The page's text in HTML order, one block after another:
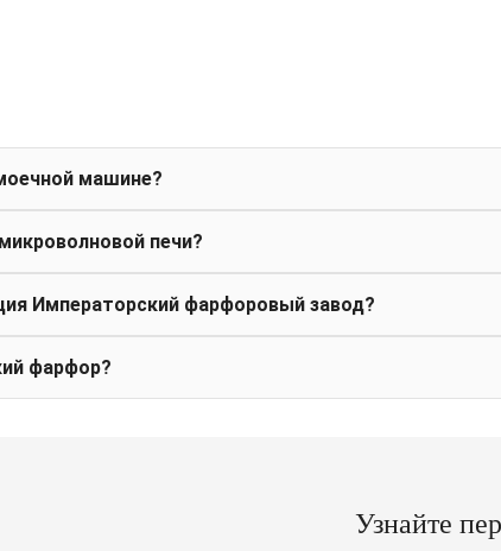
машине?
печи?
Императорский фарфоровый завод?
фарфор?
Узнайте